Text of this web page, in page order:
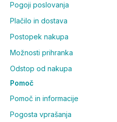
Pogoji poslovanja
Plačilo in dostava
Postopek nakupa
Možnosti prihranka
Odstop od nakupa
Pomoč
Pomoč in informacije
Pogosta vprašanja